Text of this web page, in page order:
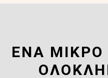
ΈΝΑ